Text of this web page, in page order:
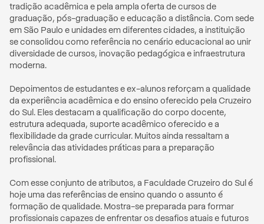
tradição acadêmica e pela ampla oferta de cursos de
graduação, pós-graduação e educação a distância. Com sede
em São Paulo e unidades em diferentes cidades, a instituição
se consolidou como referência no cenário educacional ao unir
diversidade de cursos, inovação pedagógica e infraestrutura
moderna.
Depoimentos de estudantes e ex-alunos reforçam a qualidade
da experiência acadêmica e do ensino oferecido pela Cruzeiro
do Sul. Eles destacam a qualificação do corpo docente,
estrutura adequada, suporte acadêmico oferecido e a
flexibilidade da grade curricular. Muitos ainda ressaltam a
relevância das atividades práticas para a preparação
profissional.
Com esse conjunto de atributos, a Faculdade Cruzeiro do Sul é
hoje uma das referências de ensino quando o assunto é
formação de qualidade. Mostra-se preparada para formar
profissionais capazes de enfrentar os desafios atuais e futuros